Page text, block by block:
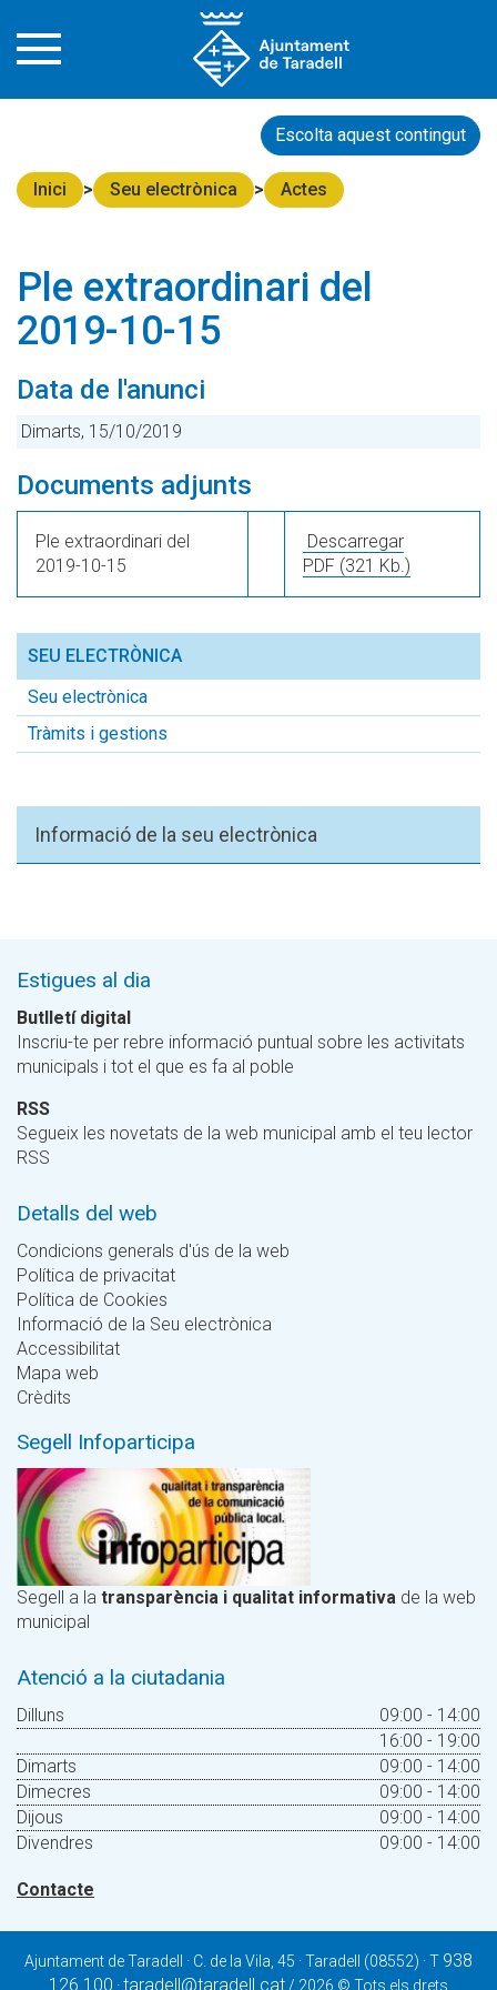
Escolta aquest contingut
Inici Seu electrònica Actes
Ple extraordinari del
2019-10-15
Data de l'anunci
Dimarts, 15/10/2019
Documents adjunts
Ple extraordinari del
2019-10-15
Descarregar
PDF (321 Kb.)
SEU ELECTRÒNICA
Seu electrònica
Tràmits i gestions
Informació de la seu electrònica
Estigues al dia
Butlletí digital
Inscriu-te per rebre informació puntual sobre les activitats
municipals i tot el que es fa al poble
RSS
Segueix les novetats de la web municipal amb el teu lector
RSS
Detalls del web
Condicions generals d'ús de la web
Política de privacitat
Política de Cookies
Informació de la Seu electrònica
Accessibilitat
Mapa web
Crèdits
Segell Infoparticipa
Segell a la transparència i qualitat informativa de la web
municipal
Atenció a la ciutadania
Dilluns
09:00 - 14:00
16:00 - 19:00
Dimarts
09:00 - 14:00
Dimecres
09:00 - 14:00
Dijous
09:00 - 14:00
Divendres
09:00 - 14:00
Contacte
Ajuntament de Taradell · C. de la Vila, 45 · Taradell (08552) · T 938
126 100 ·taradell@taradell.cat / 2026 © Tots els drets